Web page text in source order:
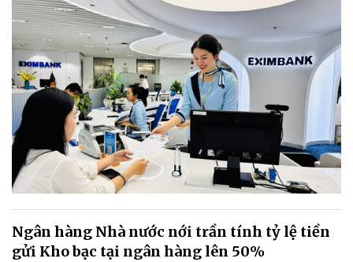
Ngân hàng Nhà nước nới trần tính tỷ lệ tiền
gửi Kho bạc tại ngân hàng lên 50%